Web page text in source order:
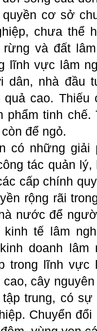
cơ sở
chưa thể
và đất
lĩnh vực lâm
dân, nhà đầu
cao. Thiếu
phẩm tinh
để ngỏ.
có những giải
tác quản
cấp chính
rộng rãi
nước để
kinh tế lâm
doanh lâm
trong lĩnh vực
cây
trung, có
Chuyển